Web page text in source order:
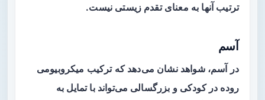
ترتیب آنها به معنای تقدم زیستی نیست.
آسم
در آسم، شواهد نشان می‌دهد که ترکیب میکروبیومی
روده در کودکی و بزرگسالی می‌تواند با تمایل به